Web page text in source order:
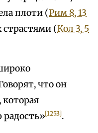
плоти (Рим 8, 13
(Кол 3, 5
что он
радость»[1253].